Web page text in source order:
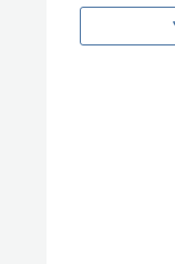
Опыт